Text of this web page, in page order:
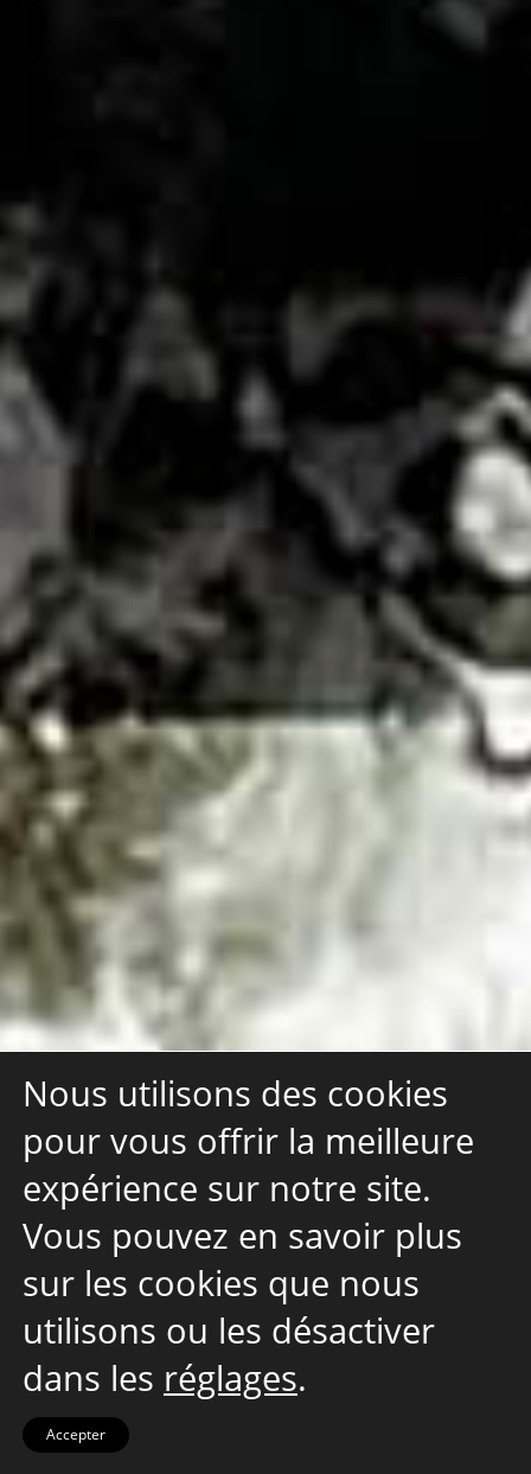
Nous utilisons des cookies
pour vous offrir la meilleure
expérience sur notre site.
Vous pouvez en savoir plus
sur les cookies que nous
utilisons ou les désactiver
dans les réglages.
Accepter